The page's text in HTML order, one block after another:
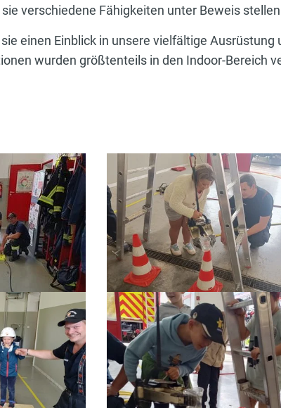
verschiedene Fähigkeiten unter Beweis
einen Einblick in unsere vielfältige
wurden größtenteils in den Indoor-Bereich